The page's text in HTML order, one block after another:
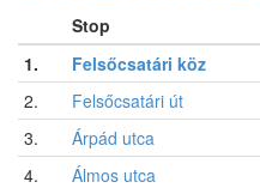
Stop
1.
Felsőcsatári köz
2.
Felsőcsatári út
3.
Árpád utca
4.
Álmos utca